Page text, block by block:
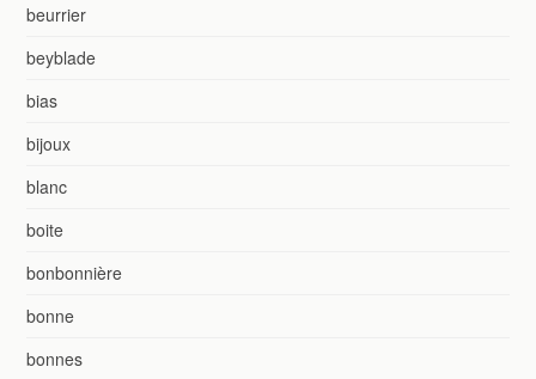
beurrier
beyblade
bias
bijoux
blanc
boite
bonbonnière
bonne
bonnes